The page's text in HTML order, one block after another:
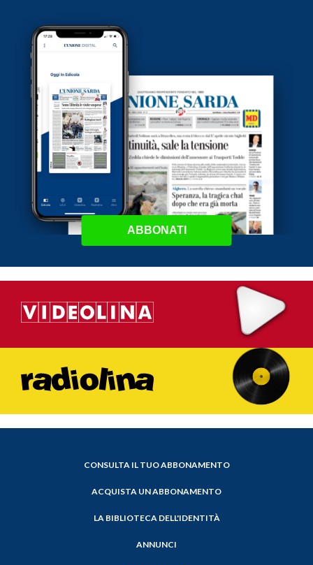
ABBONATI
CONSULTA IL TUO ABBONAMENTO
ACQUISTA UN ABBONAMENTO
LA BIBLIOTECA DELL'IDENTITÀ
ANNUNCI